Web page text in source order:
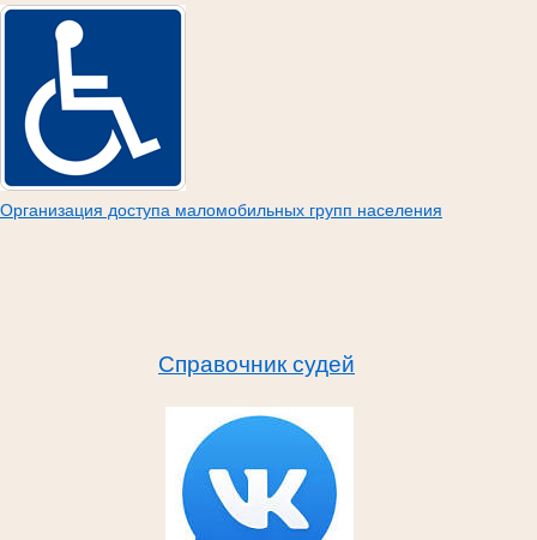
Организация доступа маломобильных групп населения
Справочник судей